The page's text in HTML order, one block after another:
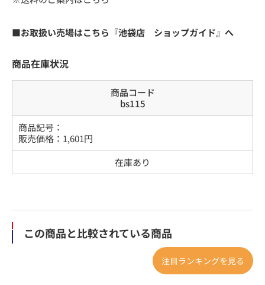
■お取扱い売場はこちら『池袋店 ショップガイド』へ
商品在庫状況
商品コード
bs115
商品記号：
販売価格： 1,601円
在庫あり
この商品と比較されている商品
注目ランキングを見る